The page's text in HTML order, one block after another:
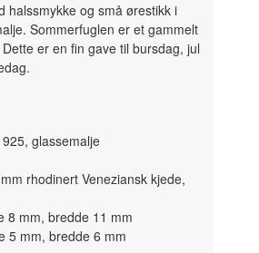
halssmykke og små ørestikk i
Sommerfuglen er et gammelt
Detteer en fin gave til bursdag, jul
glassemalje
rhodinert Veneziansk kjede,
8 mm, bredde 11 mm
5 mm, bredde 6 mm